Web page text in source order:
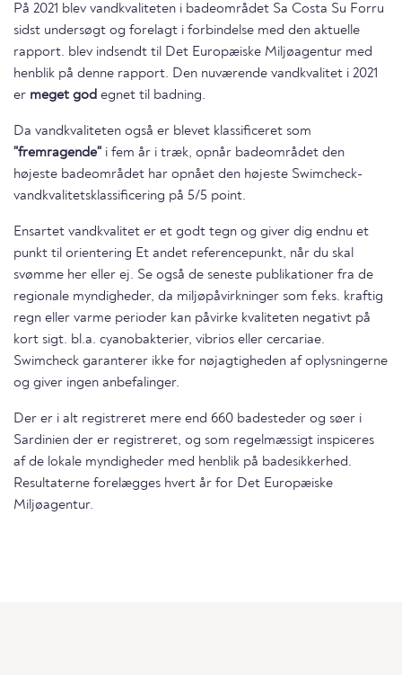
På 2021 blev vandkvaliteten i badeområdet Sa Costa Su Forru
sidst undersøgt og forelagt i forbindelse med den aktuelle
rapport. blev indsendt til Det Europæiske Miljøagentur med
henblik på denne rapport. Den nuværende vandkvalitet i 2021
er meget god egnet til badning.
Da vandkvaliteten også er blevet klassificeret som
"fremragende" i fem år i træk, opnår badeområdet den
højeste badeområdet har opnået den højeste Swimcheck-
vandkvalitetsklassificering på 5/5 point.
Ensartet vandkvalitet er et godt tegn og giver dig endnu et
punkt til orientering Et andet referencepunkt, når du skal
svømme her eller ej. Se også de seneste publikationer fra de
regionale myndigheder, da miljøpåvirkninger som f.eks. kraftig
regn eller varme perioder kan påvirke kvaliteten negativt på
kort sigt. bl.a. cyanobakterier, vibrios eller cercariae.
Swimcheck garanterer ikke for nøjagtigheden af oplysningerne
og giver ingen anbefalinger.
Der er i alt registreret mere end 660 badesteder og søer i
Sardinien der er registreret, og som regelmæssigt inspiceres
af de lokale myndigheder med henblik på badesikkerhed.
Resultaterne forelægges hvert år for Det Europæiske
Miljøagentur.